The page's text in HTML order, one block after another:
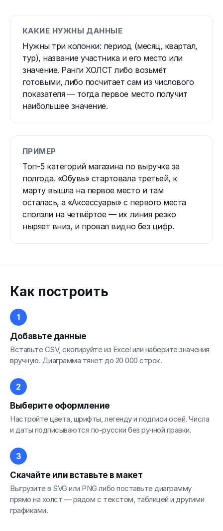
КАКИЕ НУЖНЫ ДАННЫЕ
Нужны три колонки: период (месяц, квартал,
тур), название участника и его место или
значение. Ранги ХОЛСТ либо возьмёт
готовыми, либо посчитает сам из числового
показателя — тогда первое место получит
наибольшее значение.
ПРИМЕР
Топ-5 категорий магазина по выручке за
полгода. «Обувь» стартовала третьей, к
марту вышла на первое место и там
осталась, а «Аксессуары» с первого места
сползли на четвёртое — их линия резко
ныряет вниз, и провал видно без цифр.
Как построить
Добавьте данные
Вставьте CSV, скопируйте из Excel или наберите значения
вручную. Диаграмма тянет до 20 000 строк.
Выберите оформление
Настройте цвета, шрифты, легенду и подписи осей. Числа
и даты подписываются по-русски без ручной правки.
Скачайте или вставьте в макет
Выгрузите в SVG или PNG либо поставьте диаграмму
прямо на холст — рядом с текстом, таблицей и другими
графиками.